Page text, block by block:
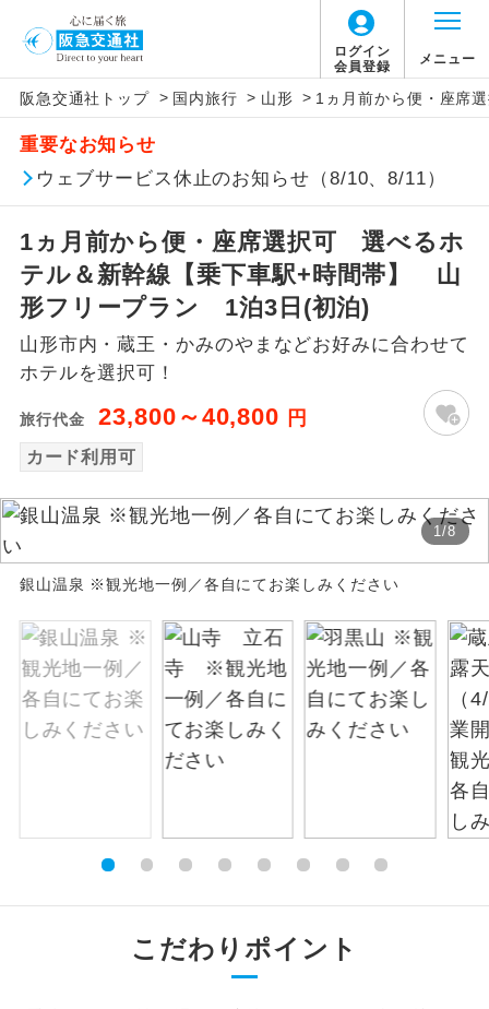
ログイン
会員登録
メニュー
阪急交通社トップ > 国内旅行 > 山形 > 1ヵ月前から便・座席
重要なお知らせ
ウェブサービス休止のお知らせ（8/10、8/11）
1ヵ月前から便・座席選択可 選べるホ
テル＆新幹線【乗下車駅+時間帯】 山
形フリープラン 1泊3日(初泊)
山形市内・蔵王・かみのやまなどお好みに合わせて
ホテルを選択可！
旅行代金 23,800～40,800 円
カード利用可
1/8
銀山温泉 ※観光地一例／各自にてお楽しみください
こだわりポイント
アイコン 説明
添乗員同行
往路出発空港（駅）から復路到着空港
（駅）まで同行します。
現地添乗員同
現地到着空港（駅）から最終日出発空港
（駅）まで添乗員が同行します。
バスガイド乗
務
バスガイドが乗務し、車内での観光案内
があります。
世界遺産
絶景 絶景スポットに立ち寄るコースです。
温泉 温泉地にも宿泊するコースです。
露天風呂
ご宿泊ホテルに露天風呂が付いていま
す。
大浴場 ご宿泊ホテルに大浴場が付いています。
お部屋食
お部屋にてゆっくりとお召し上がりいた
トラベルイヤ
周りの音を気にせず、ガイドさんの説明
をじっくり聞くことができます。